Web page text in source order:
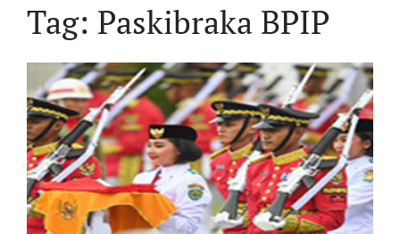
Tag: Paskibraka BPIP